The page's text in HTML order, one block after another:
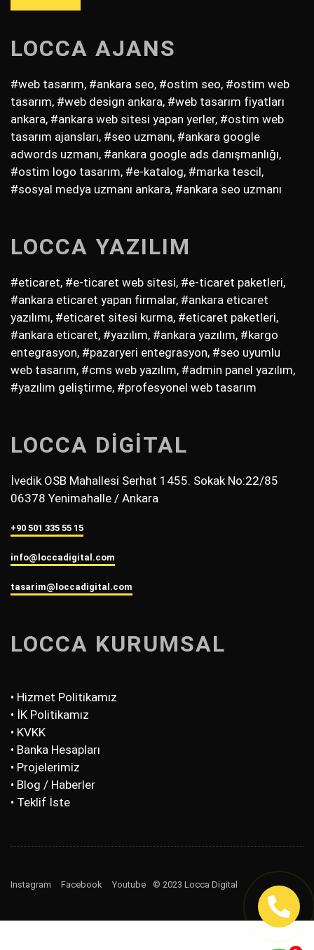
LOCCA AJANS
#web tasarım, #ankara seo, #ostim seo, #ostim web
tasarım, #web design ankara, #web tasarım fiyatları
ankara, #ankara web sitesi yapan yerler, #ostim web
tasarım ajansları, #seo uzmanı, #ankara google
adwords uzmanı, #ankara google ads danışmanlığı,
#ostim logo tasarım, #e-katalog, #marka tescil,
#sosyal medya uzmanı ankara, #ankara seo uzmanı
LOCCA YAZILIM
#eticaret, #e-ticaret web sitesi, #e-ticaret paketleri,
#ankara eticaret yapan firmalar, #ankara eticaret
yazılımı, #eticaret sitesi kurma, #eticaret paketleri,
#ankara eticaret, #yazılım, #ankara yazılım, #kargo
entegrasyon, #pazaryeri entegrasyon, #seo uyumlu
web tasarım, #cms web yazılım, #admin panel yazılım,
#yazılım geliştirme, #profesyonel web tasarım
LOCCA DİGİTAL
İvedik OSB Mahallesi Serhat 1455. Sokak No:22/85
06378 Yenimahalle / Ankara
+90 501 335 55 15
info@loccadigital.com
tasarim@loccadigital.com
LOCCA KURUMSAL
• Hizmet Politikamız
• İK Politikamız
• KVKK
• Banka Hesapları
• Projelerimiz
• Blog / Haberler
• Teklif İste
© 2023 Locca Digital
Instagram Facebook Youtube